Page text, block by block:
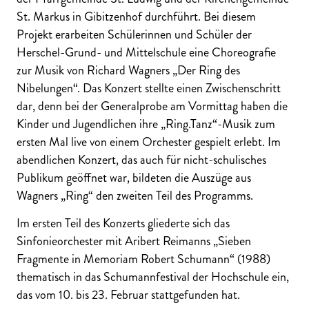
St. Markus in Gibitzenhof durchführt. Bei diesem
Projekt erarbeiten Schülerinnen und Schüler der
Herschel-Grund- und Mittelschule eine Choreografie
zur Musik von Richard Wagners „Der Ring des
Nibelungen“. Das Konzert stellte einen Zwischenschritt
dar, denn bei der Generalprobe am Vormittag haben die
Kinder und Jugendlichen ihre „Ring.Tanz“-Musik zum
ersten Mal live von einem Orchester gespielt erlebt. Im
abendlichen Konzert, das auch für nicht-schulisches
Publikum geöffnet war, bildeten die Auszüge aus
Wagners „Ring“ den zweiten Teil des Programms.
Im ersten Teil des Konzerts gliederte sich das
Sinfonieorchester mit Aribert Reimanns „Sieben
Fragmente in Memoriam Robert Schumann“ (1988)
thematisch in das Schumannfestival der Hochschule ein,
das vom 10. bis 23. Februar stattgefunden hat.